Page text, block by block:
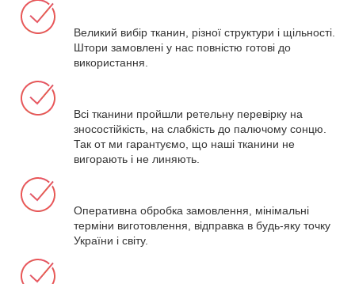
Великий вибір тканин, різної структури і щільності.
Штори замовлені у нас повністю готові до
використання.
Всі тканини пройшли ретельну перевірку на
зносостійкість, на слабкість до палючому сонцю.
Так от ми гарантуємо, що наші тканини не
вигорають і не линяють.
Оперативна обробка замовлення, мінімальні
терміни виготовлення, відправка в будь-яку точку
України і світу.